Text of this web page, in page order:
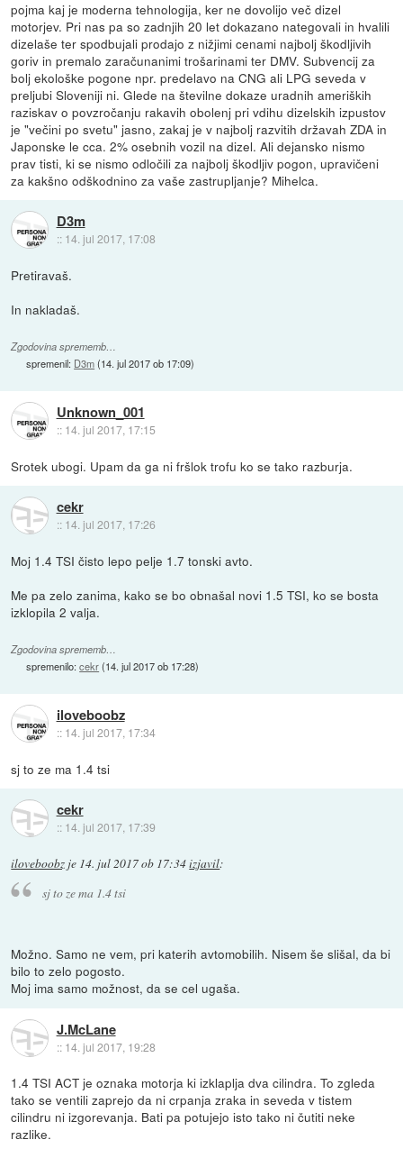
pojma kaj je moderna tehnologija, ker ne dovolijo več dizel
motorjev. Pri nas pa so zadnjih 20 let dokazano nategovali in hvalili
dizelaše ter spodbujali prodajo z nižjimi cenami najbolj škodljivih
goriv in premalo zaračunanimi trošarinami ter DMV. Subvencij za
bolj ekološke pogone npr. predelavo na CNG ali LPG seveda v
preljubi Sloveniji ni. Glede na številne dokaze uradnih ameriških
raziskav o povzročanju rakavih obolenj pri vdihu dizelskih izpustov
je "večini po svetu" jasno, zakaj je v najbolj razvitih državah ZDA in
Japonske le cca. 2% osebnih vozil na dizel. Ali dejansko nismo
prav tisti, ki se nismo odločili za najbolj škodljiv pogon, upravičeni
za kakšno odškodnino za vaše zastrupljanje? Mihelca.
D3m
:: 14. jul 2017, 17:08
Pretiravaš.
In nakladaš.
Zgodovina sprememb…
spremenil: D3m(14. jul 2017 ob 17:09)
Unknown_001
:: 14. jul 2017, 17:15
Srotek ubogi. Upam da ga ni fršlok trofu ko se tako razburja.
cekr
:: 14. jul 2017, 17:26
Moj 1.4 TSI čisto lepo pelje 1.7 tonski avto.
Me pa zelo zanima, kako se bo obnašal novi 1.5 TSI, ko se bosta
izklopila 2 valja.
Zgodovina sprememb…
spremenilo:cekr(14. jul 2017 ob 17:28)
iloveboobz
:: 14. jul 2017, 17:34
sj to ze ma 1.4 tsi
cekr
:: 14. jul 2017, 17:39
iloveboobz je 14. jul 2017 ob 17:34izjavil:
sj to ze ma 1.4 tsi
Možno. Samo ne vem, pri katerih avtomobilih. Nisem še slišal, da bi
bilo to zelo pogosto.
Moj ima samo možnost, da se cel ugaša.
J.McLane
:: 14. jul 2017, 19:28
1.4 TSI ACT je oznaka motorja ki izklaplja dva cilindra. To zgleda
tako se ventili zaprejo da ni crpanja zraka in seveda v tistem
cilindru ni izgorevanja. Bati pa potujejo isto tako ni čutiti neke
razlike.